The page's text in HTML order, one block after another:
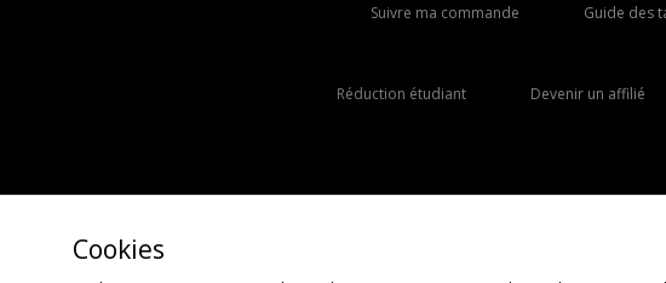
Suivre ma commande Guide des
Réduction étudiant Devenir un affilié
Cookies